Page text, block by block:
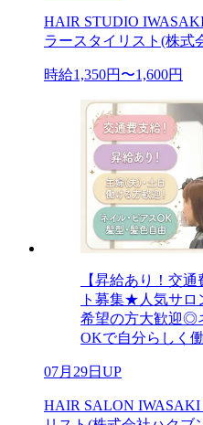
HAIR STUDIO
ラースタイリスト(株式
時給1,350円〜1,600円
【昇給あり！交
ト募集★人気サロ
希望の方大歓迎◎
OKで自分らしく
07月29日UP
HAIR SALON